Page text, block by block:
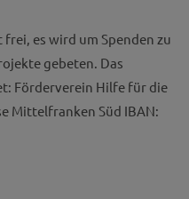
es wird um Spenden zu
gebeten. Das
Förderverein Hilfe für die
Mittelfranken Süd IBAN: